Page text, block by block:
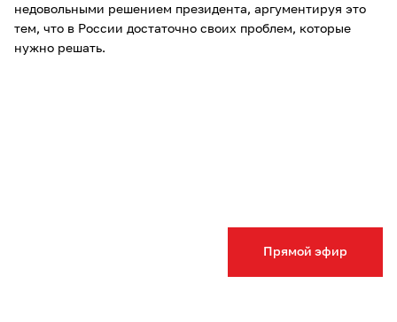
Прямой эфир
недовольными решением президента, аргументируя это
тем, что в России достаточно своих проблем, которые
нужно решать.